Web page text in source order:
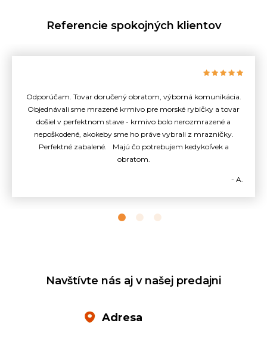
Referencie spokojných klientov
Odporúčam. Tovar doručený obratom, výborná komunikácia.
Objednávali sme mrazené krmivo pre morské rybičky a tovar
došiel v perfektnom stave - krmivo bolo nerozmrazené a
nepoškodené, akokeby sme ho práve vybrali z mrazničky.
Perfektné zabalené. Majú čo potrebujem kedykoľvek a
obratom.
- A.
Navštívte nás aj v našej predajni
Adresa